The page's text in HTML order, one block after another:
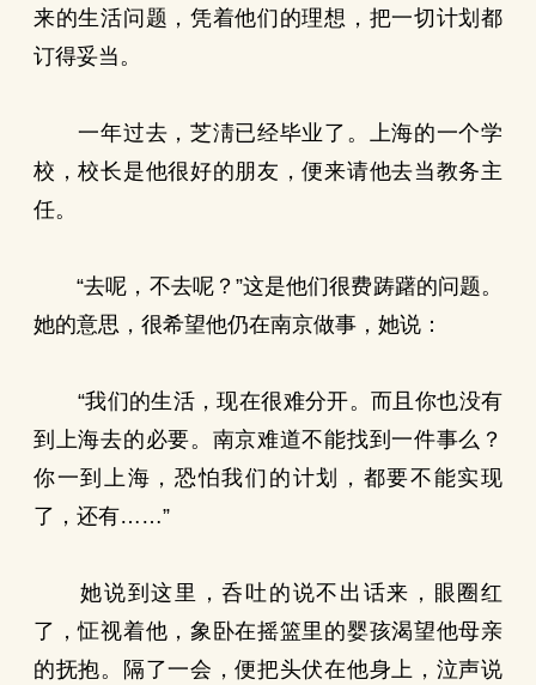
来的生活问题，凭着他们的理想，把一切计划都
订得妥当。
一年过去，芝淸已经毕业了。上海的一个学
校，校长是他很好的朋友，便来请他去当教务主
任。
“去呢，不去呢？”这是他们很费踌躇的问题。
她的意思，很希望他仍在南京做事，她说：
“我们的生活，现在很难分开。而且你也没有
到上海去的必要。南京难道不能找到一件事么？
你一到上海，恐怕我们的计划，都要不能实现
了，还有……”
她说到这里，呑吐的说不出话来，眼圈红
了，怔视着他，象卧在摇篮里的婴孩渴望他母亲
的抚抱。隔了一会，便把头伏在他身上，泣声说